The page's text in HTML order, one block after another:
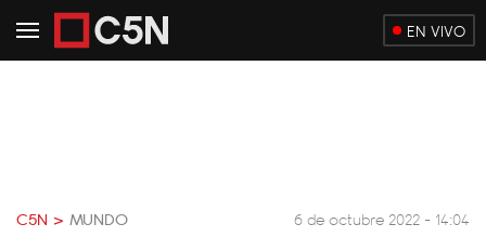
EN VIVO
C5N > MUNDO 6 de octubre 2022 - 14:04